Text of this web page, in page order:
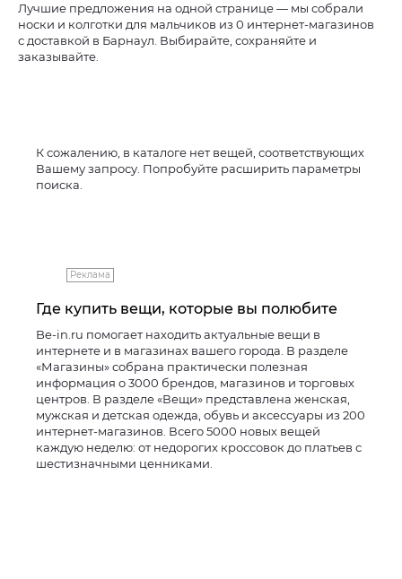
Лучшие предложения на одной странице — мы собрали
носки и колготки для мальчиков из 0 интернет-магазинов
с доставкой в Барнаул. Выбирайте, сохраняйте и
заказывайте.
К сожалению, в каталоге нет вещей, соответствующих
Вашему запросу. Попробуйте расширить параметры
поиска.
Реклама
Где купить вещи, которые вы полюбите
Be-in.ru помогает находить актуальные вещи в
интернете и в магазинах вашего города. В разделе
«Магазины» собрана практически полезная
информация о 3000 брендов, магазинов и торговых
центров. В разделе «Вещи» представлена женская,
мужская и детская одежда, обувь и аксессуары из 200
интернет-магазинов. Всего 5000 новых вещей
каждую неделю: от недорогих кроссовок до платьев с
шестизначными ценниками.